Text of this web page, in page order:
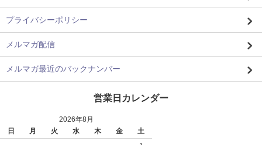
プライバシーポリシー
メルマガ配信
メルマガ最近のバックナンバー
営業日カレンダー
2026年8月
日
月 火 水 木 金
土